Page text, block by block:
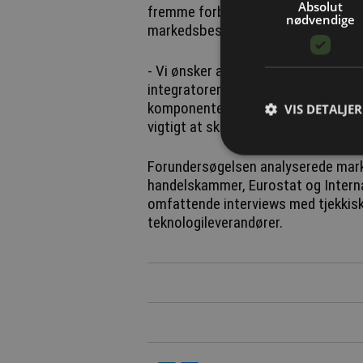
fremme forbindelserne mellem
markedsbesøg, matchmaking-
- Vi ønsker at få danske
integratorer. Danske
komponenter eller specialiserede
vigtigt at skabe forbindelser med
Forundersøgelsen analyserede
handelskammer, Eurostat og
omfattende interviews med
teknologileverandører.
Absolut
nødvendige
VIS DETALJER